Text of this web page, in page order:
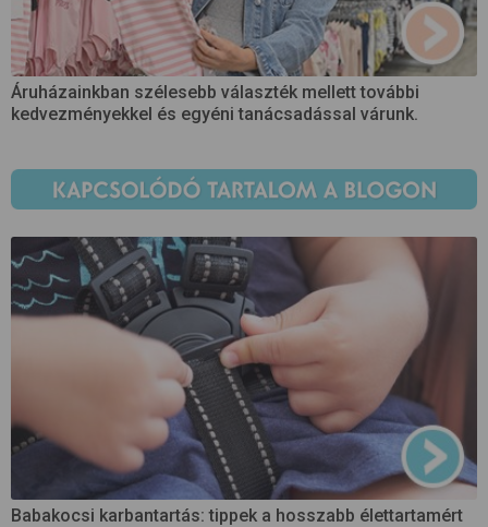
Áruházainkban szélesebb választék mellett további
kedvezményekkel és egyéni tanácsadással várunk.
Babakocsi karbantartás: tippek a hosszabb élettartamért